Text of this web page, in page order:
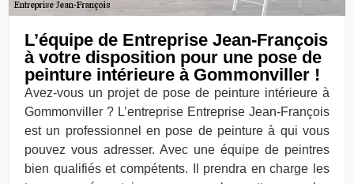
L’équipe de Entreprise Jean-François
à votre disposition pour une pose de
peinture intérieure à Gommonviller !
Avez-vous un projet de pose de peinture intérieure à
Gommonviller ? L’entreprise Entreprise Jean-François
est un professionnel en pose de peinture à qui vous
pouvez vous adresser. Avec une équipe de peintres
bien qualifiés et compétents. Il prendra en charge les